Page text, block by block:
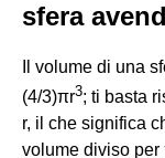
sfera
Il volume di una
(4/3)πr3; ti basta
r, il che significa
volume diviso